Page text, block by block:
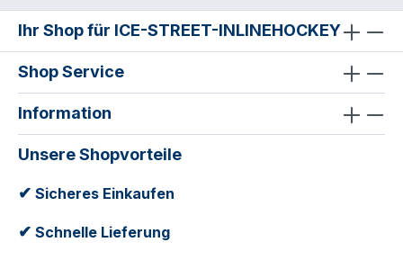
Ihr Shop für ICE-STREET-INLINEHOCKEY
Shop Service
Information
Unsere Shopvorteile
✔ Sicheres Einkaufen
✔ Schnelle Lieferung